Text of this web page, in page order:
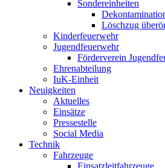
Sondereinheiten
Löschzug
Kinderfeuerwehr
Jugendfeuerwehr
Förderverein
Ehrenabteilung
IuK-Einheit
Neuigkeiten
Aktuelles
Einsätze
Pressestelle
Social Media
Technik
Fahrzeuge
Einsatzleitfahrzeuge